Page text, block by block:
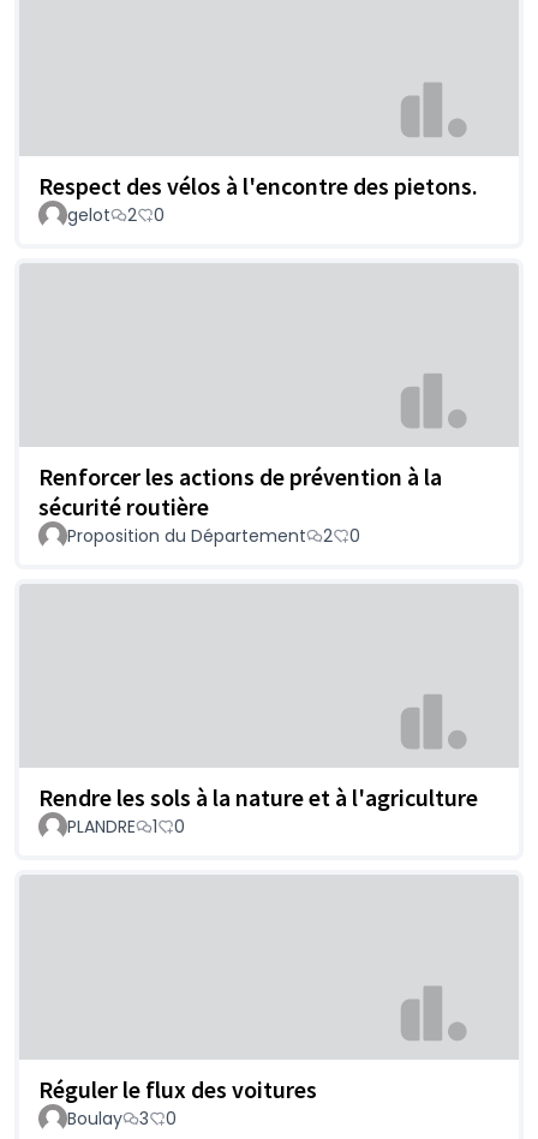
Respect des vélos à l'encontre des pietons.
gelot 2 0
Renforcer les actions de prévention à la
sécurité routière
Proposition du Département 2 0
Rendre les sols à la nature et à l'agriculture
PLANDRE 1 0
Réguler le flux des voitures
Boulay 3 0